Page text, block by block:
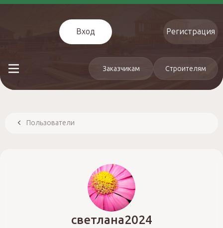
Вход Регистрация
Заказчикам Строителям
Пользователи
светлана2024